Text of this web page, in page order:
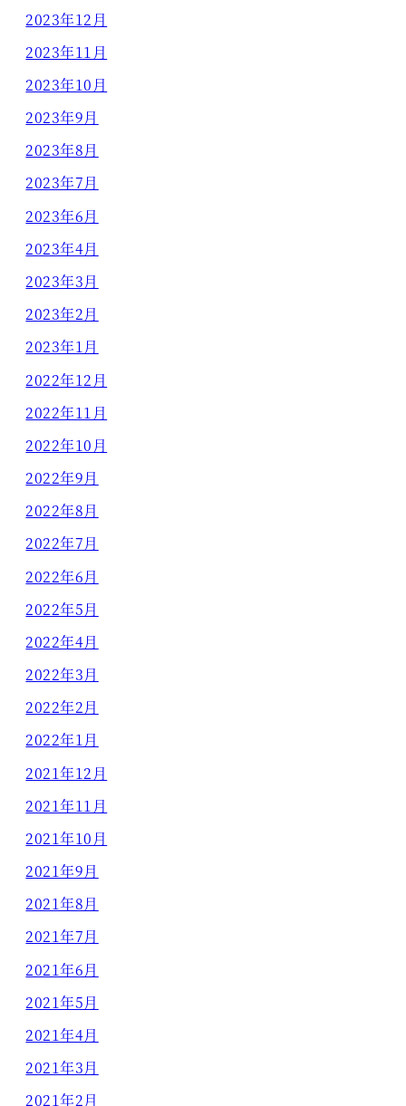
2023年12月
2023年11月
2023年10月
2023年9月
2023年8月
2023年7月
2023年6月
2023年4月
2023年3月
2023年2月
2023年1月
2022年12月
2022年11月
2022年10月
2022年9月
2022年8月
2022年7月
2022年6月
2022年5月
2022年4月
2022年3月
2022年2月
2022年1月
2021年12月
2021年11月
2021年10月
2021年9月
2021年8月
2021年7月
2021年6月
2021年5月
2021年4月
2021年3月
2021年2月